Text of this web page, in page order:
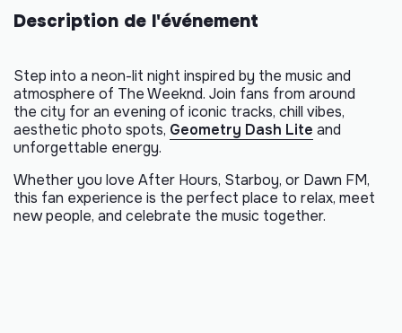
Description de l'événement
Step into a neon-lit night inspired by the music and
atmosphere of The Weeknd. Join fans from around
the city for an evening of iconic tracks, chill vibes,
aesthetic photo spots, Geometry Dash Lite and
unforgettable energy.
Whether you love After Hours, Starboy, or Dawn FM,
this fan experience is the perfect place to relax, meet
new people, and celebrate the music together.